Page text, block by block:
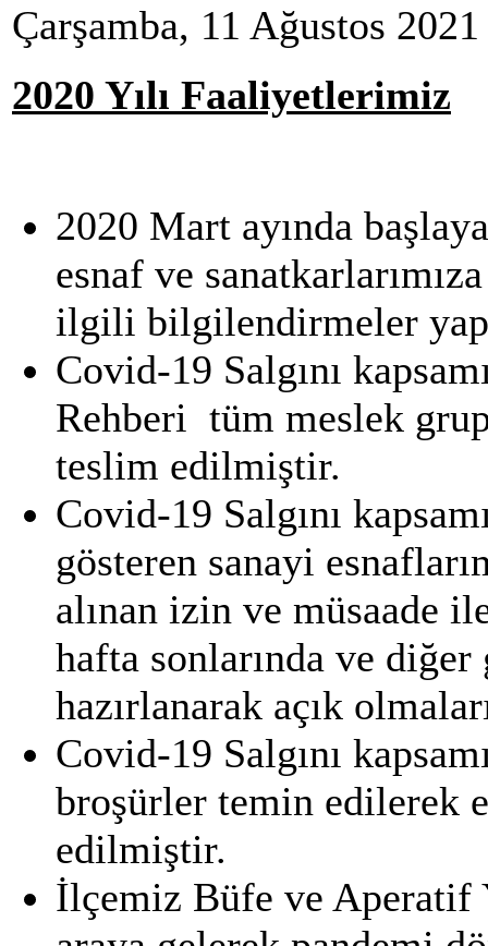
Çarşamba, 11 Ağustos
2020 Yılı Faaliyetlerimiz
2020 Mart ayında
esnaf ve
ilgili bilgilendirmeler
Covid-19 Salgını
Rehberi tüm meslek
teslim edilmiştir.
Covid-19 Salgını
gösteren sanayi
alınan izin ve müsaade
hafta sonlarında ve
hazırlanarak açık
Covid-19 Salgını
broşürler temin edilerek
edilmiştir.
İlçemiz Büfe ve Aperatif